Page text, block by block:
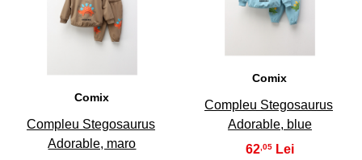
1
Comix
Compleu Stegosaurus
Adorable, maro
2
Comix
Compleu Stegosaurus
Adorable, blue
62,05